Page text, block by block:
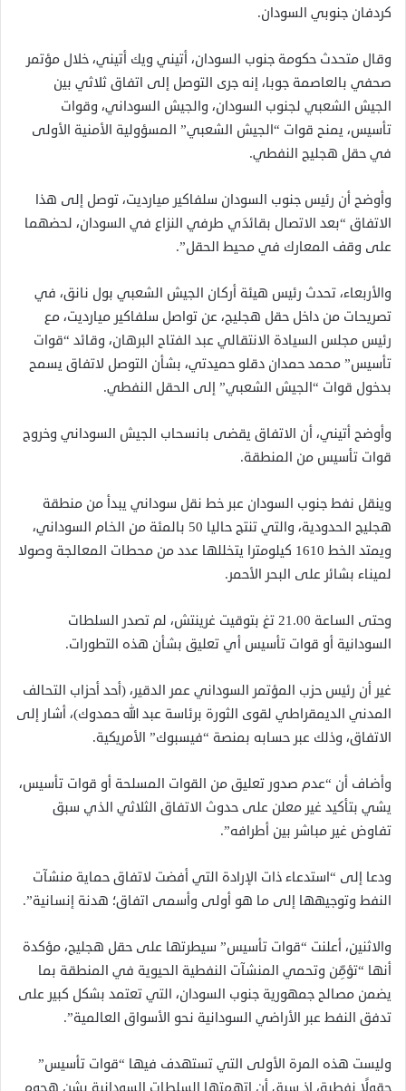
كردفان جنوبي السودان.
وقال متحدث حكومة جنوب السودان، أتيني ويك أتيني، خلال مؤتمر
صحفي بالعاصمة جوبا، إنه جرى التوصل إلى اتفاق ثلاثي بين
الجيش الشعبي لجنوب السودان، والجيش السوداني، وقوات
تأسيس، يمنح قوات “الجيش الشعبي” المسؤولية الأمنية الأولى
في حقل هجليج النفطي.
وأوضح أن رئيس جنوب السودان سلفاكير ميارديت، توصل إلى هذا
الاتفاق “بعد الاتصال بقائدَي طرفي النزاع في السودان، لحضهما
على وقف المعارك في محيط الحقل”.
والأربعاء، تحدث رئيس هيئة أركان الجيش الشعبي بول نانق، في
تصريحات من داخل حقل هجليج، عن تواصل سلفاكير ميارديت، مع
رئيس مجلس السيادة الانتقالي عبد الفتاح البرهان، وقائد “قوات
تأسيس” محمد حمدان دقلو حميدتي، بشأن التوصل لاتفاق يسمح
بدخول قوات “الجيش الشعبي” إلى الحقل النفطي.
وأوضح أتيني، أن الاتفاق يقضى بانسحاب الجيش السوداني وخروج
قوات تأسيس من المنطقة.
وينقل نفط جنوب السودان عبر خط نقل سوداني يبدأ من منطقة
هجليج الحدودية، والتي تنتج حاليا 50 بالمئة من الخام السوداني،
ويمتد الخط 1610 كيلومترا يتخللها عدد من محطات المعالجة وصولا
لميناء بشائر على البحر الأحمر.
وحتى الساعة 21.00 تغ بتوقيت غرينتش، لم تصدر السلطات
السودانية أو قوات تأسيس أي تعليق بشأن هذه التطورات.
غير أن رئيس حزب المؤتمر السوداني عمر الدقير، (أحد أحزاب التحالف
المدني الديمقراطي لقوى الثورة برئاسة عبد الله حمدوك)، أشار إلى
الاتفاق، وذلك عبر حسابه بمنصة “فيسبوك” الأمريكية.
وأضاف أن “عدم صدور تعليق من القوات المسلحة أو قوات تأسيس،
يشي بتأكيد غير معلن على حدوث الاتفاق الثلاثي الذي سبق
تفاوض غير مباشر بين أطرافه”.
ودعا إلى “استدعاء ذات الإرادة التي أفضت لاتفاق حماية منشآت
النفط وتوجيهها إلى ما هو أولى وأسمى اتفاق؛ هدنة إنسانية”.
والاثنين، أعلنت “قوات تأسيس” سيطرتها على حقل هجليج، مؤكدة
أنها “تؤمِّن وتحمي المنشآت النفطية الحيوية في المنطقة بما
يضمن مصالح جمهورية جنوب السودان، التي تعتمد بشكل كبير على
تدفق النفط عبر الأراضي السودانية نحو الأسواق العالمية”.
وليست هذه المرة الأولى التي تستهدف فيها “قوات تأسيس”